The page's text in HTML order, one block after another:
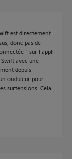
est directement
donc pas de
" sur l'appli
avec une
depuis
onduleur pour
surtensions. Cela